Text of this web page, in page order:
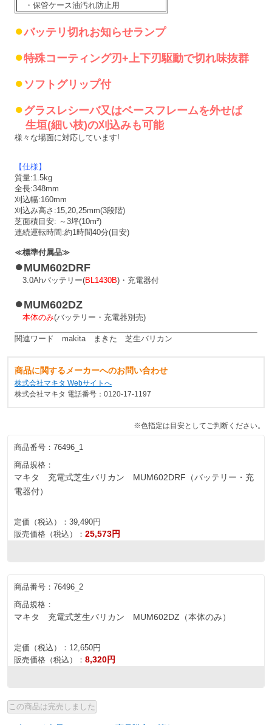
・保管ケース油汚れ防止用
●バッテリ切れお知らせランプ
●特殊コーティング刃+上下刃駆動で切れ味抜群
● ソフトグリップ付
●グラスレシーバ又はベースフレームを外せば
生垣(細い枝)の刈込みも可能
様々な場面に対応しています!
【仕様】
質量:1.5kg
全長:348mm
刈込幅:160mm
刈込み高さ:15,20,25mm(3段階)
芝面積目安: ～3坪(10m²)
連続運転時間:約1時間40分(目安)
≪標準付属品≫
●MUM602DRF
3.0Ahバッテリー(BL1430B)・充電器付
●MUM602DZ
本体のみ(バッテリー・充電器別売)
関連ワード makita まきた 芝生バリカン
商品に関するメーカーへのお問い合わせ
株式会社マキタ Webサイトへ
株式会社マキタ 電話番号：0120-17-1197
※色指定は目安としてご判断ください。
商品番号： 76496_1
商品規格：
マキタ 充電式芝生バリカン MUM602DRF（バッテリー・充
電器付）
定価（税込）： 39,490円
販売価格（税込）： 25,573円
商品番号： 76496_2
商品規格：
マキタ 充電式芝生バリカン MUM602DZ（本体のみ）
定価（税込）： 12,650円
販売価格（税込）： 8,320円